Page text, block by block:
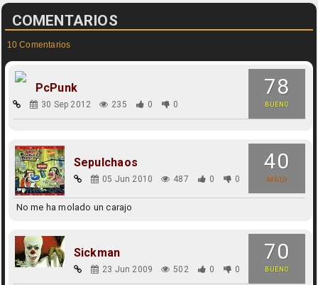
COMENTARIOS
10 Comentarios
78
BUENO
PcPunk
30 Sep 2012 235 0 0
40
MALO
Sepulchaos
05 Jun 2010 487 0 0
No me ha molado un carajo
70
BUENO
Sickman
23 Jun 2009 502 0 0